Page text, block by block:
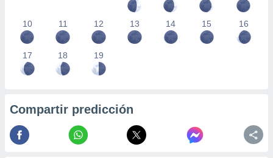
10 11 12 13 14 15 16
17 18 19
Compartir predicción